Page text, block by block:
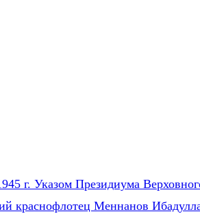
г. Указом Президиума
краснофлотец Меннанов